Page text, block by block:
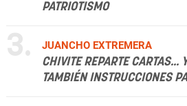
PATRIOTISMO
3.
JUANCHO EXTREMERA
CHIVITE REPARTE CARTAS...
TAMBIÉN INSTRUCCIONES